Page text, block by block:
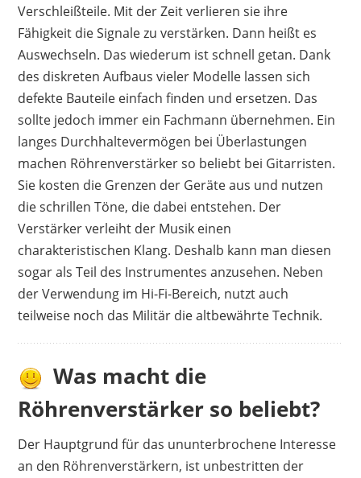
Verschleißteile. Mit der Zeit verlieren sie ihre
Fähigkeit die Signale zu verstärken. Dann heißt es
Auswechseln. Das wiederum ist schnell getan. Dank
des diskreten Aufbaus vieler Modelle lassen sich
defekte Bauteile einfach finden und ersetzen. Das
sollte jedoch immer ein Fachmann übernehmen. Ein
langes Durchhaltevermögen bei Überlastungen
machen Röhrenverstärker so beliebt bei Gitarristen.
Sie kosten die Grenzen der Geräte aus und nutzen
die schrillen Töne, die dabei entstehen. Der
Verstärker verleiht der Musik einen
charakteristischen Klang. Deshalb kann man diesen
sogar als Teil des Instrumentes anzusehen. Neben
der Verwendung im Hi-Fi-Bereich, nutzt auch
teilweise noch das Militär die altbewährte Technik.
Was macht die
Röhrenverstärker so beliebt?
Der Hauptgrund für das ununterbrochene Interesse
an den Röhrenverstärkern, ist unbestritten der